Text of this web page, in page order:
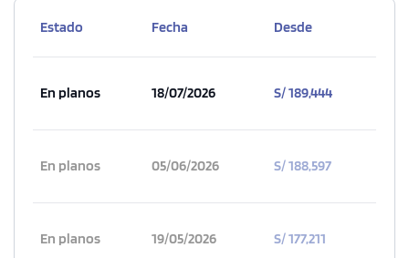
Estado Fecha Desde
En planos 18/07/2026 S/ 189,444
En planos 05/06/2026 S/ 188,597
En planos 19/05/2026 S/ 177,211